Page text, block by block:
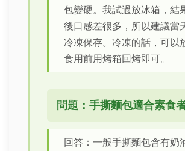
包變硬。我試過放冰箱，結
後口感差很多，所以建議當
冷凍保存。冷凍的話，可以
食用前用烤箱回烤即可。
問題：手撕麵包適合素食
回答：一般手撕麵包含有奶